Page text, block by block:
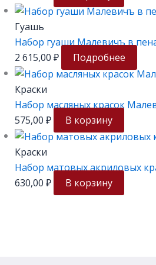
Гуашь
Набор гуаши Малевичъ в
2 615,00 ₽ Подробнее
Краски
Набор масляных красок
575,00 ₽ В корзину
Краски
Набор матовых акриловых
630,00 ₽ В корзину